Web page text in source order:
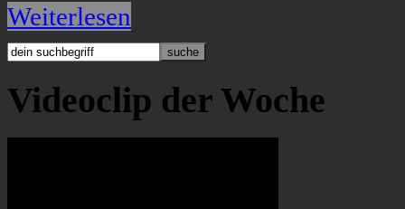
Weiterlesen
Videoclip der Woche